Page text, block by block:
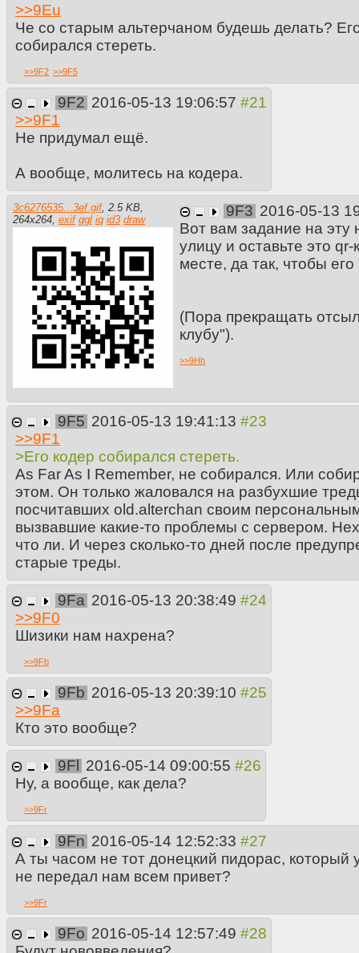
>>9Eu
Че со старым альтерчаном будешь делать?
собирался стереть.
>>9F2 >>9F5
9F2 2016-05-13 19:06:57
>>9F1
Не придумал ещё.
А вообще, молитесь на кодера.
3c6276535...3ef.gif, 2.5 KB,
264x264, exif ggl iq id3 draw
9F3 2016-05-13
Вот вам задание на
улицу и оставьте это
месте, да так, чтобы
(Пора прекращать
клубу").
>>9Hh
9F5 2016-05-13 19:41:13
>>9F1
>Его кодер собирался стереть.
As Far As I Remember, не собирался. Или
этом. Он только жаловался на разбухшие
посчитавших old.alterchan своим
вызвавшие какие-то проблемы с сервером.
что ли. И через сколько-то дней после
старые треды.
9Fa 2016-05-13 20:38:49
>>9F0
Шизики нам нахрена?
>>9Fb
9Fb 2016-05-13 20:39:10
>>9Fa
Кто это вообще?
9Fl
2016-05-14 09:00:55
Ну, а вообще, как дела?
>>9Fr
9Fn 2016-05-14 12:52:33
А ты часом не тот донецкий пидорас, который
не передал нам всем привет?
>>9Fr
9Fo 2016-05-14 12:57:49